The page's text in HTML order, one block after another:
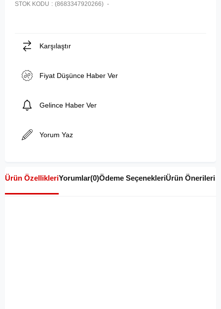
STOK KODU (8683347920266)
Karşılaştır
Fiyat Düşünce Haber Ver
Gelince Haber Ver
Yorum Yaz
Ürün ÖzellikleriYorumlar(0)Ödeme SeçenekleriÜrün Önerileri